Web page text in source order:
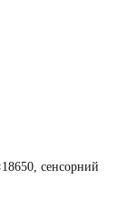
сенсорний